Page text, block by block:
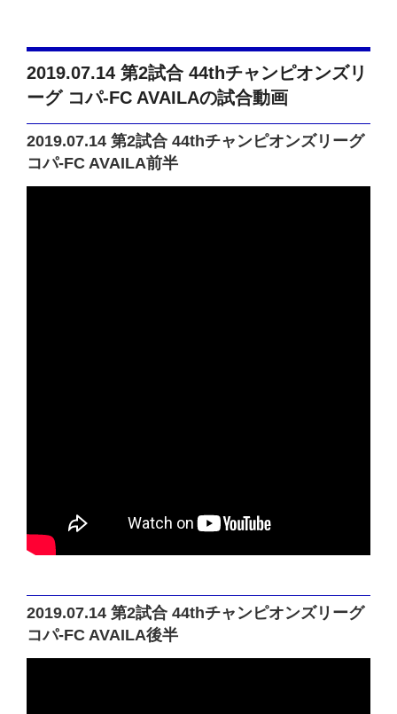
2019.07.14 第2試合 44thチャンピオンズリ
ーグ コパ-FC AVAILAの試合動画
2019.07.14 第2試合 44thチャンピオンズリーグ
コパ-FC AVAILA前半
2019.07.14 第2試合 44thチャンピオンズリーグ
コパ-FC AVAILA後半